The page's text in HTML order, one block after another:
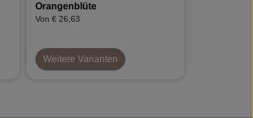
Orangenblüte
Von € 26,63
Weitere Varianten